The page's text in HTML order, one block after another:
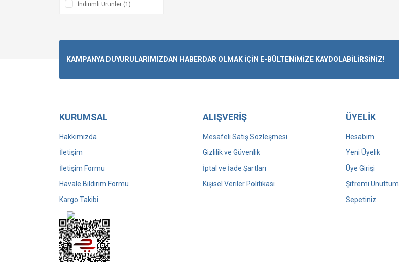
MEHMET DİKİCİ (2)
ABDULHAKİM KOÇİN (1)
BERNA USLU KAYA (1)
GÜLHAN YALÇINKAYA (1)
HAMDİ MERSİN (1)
HÜZEYME YEŞİM KOÇAK
(1)
İSMAİL YILDIZ (1)
İndirimli Ürünler (1)
KAMPANYA DUYURULARIMIZDAN HABERDAR OLMAK İÇİN E-BÜLTENİMİZE KAYDOLABİLİRSİNİZ!
KURUMSAL
Hakkımızda
İletişim
İletişim Formu
Havale Bildirim Formu
Kargo Takibi
ALIŞVERİŞ
Mesafeli Satış Sözleşmesi
Gizlilik ve Güvenlik
İptal ve İade Şartları
Kişisel Veriler Politikası
ÜYELİK
Hesabım
Yeni Üyelik
Üye Girişi
Şifremi Unuttum
Sepetiniz